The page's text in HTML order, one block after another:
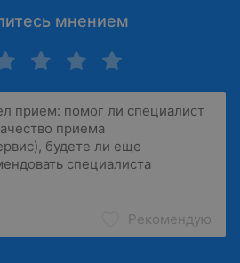
мнением
Рекомендую